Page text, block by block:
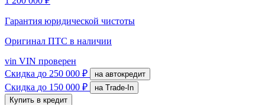
Гарантия юридической чистоты
Оригинал ПТС в наличии
vin VIN проверен
Скидка до 250 000 ₽ на автокредит
Скидка до 150 000 ₽
на Trade-In
Купить в кредит